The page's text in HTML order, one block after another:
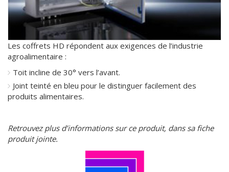
Les coffrets HD répondent aux exigences de l’industrie
agroalimentaire :
Toit incline de 30° vers l’avant.
Joint teinté en bleu pour le distinguer facilement des
produits alimentaires.
Retrouvez plus d’informations sur ce produit, dans sa fiche
produit jointe.